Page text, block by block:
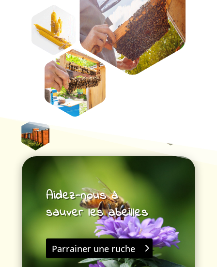
Aidez-nous à
sauver les abeilles
Parrainer une ruche